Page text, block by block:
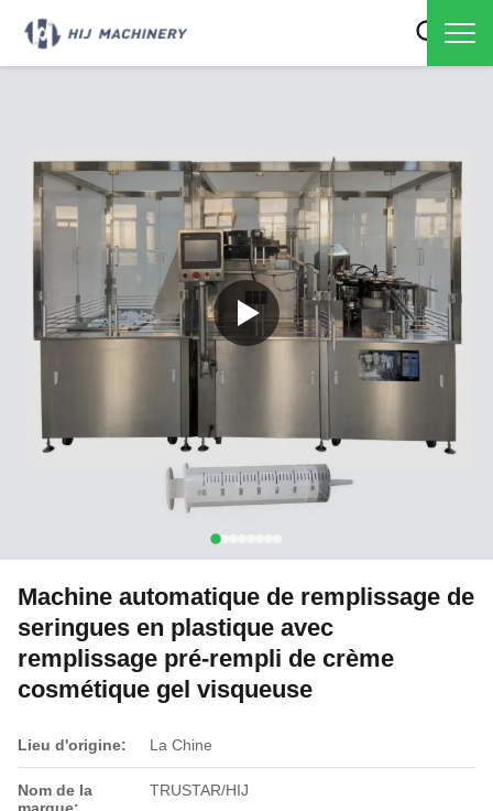
Machine automatique de remplissage de
seringues en plastique avec
remplissage pré-rempli de crème
cosmétique gel visqueuse
Lieu d'origine: La Chine
Nom de la
TRUSTAR/HIJ